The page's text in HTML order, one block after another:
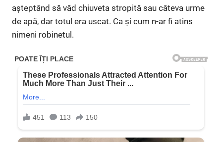
așteptând să văd chiuveta stropită sau câteva urme
de apă, dar totul era uscat. Ca și cum n-ar fi atins
nimeni robinetul.